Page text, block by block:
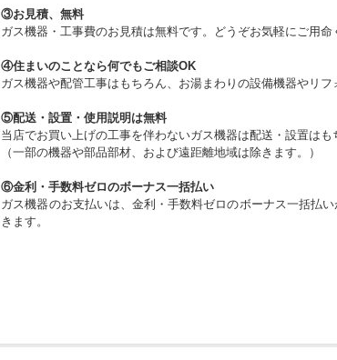
③お見積、無料
ガス機器・工事費のお見積は無料です。どうぞお気軽にご用命
④住まいのことなら何でもご相談OK
ガス機器や配管工事はもちろん、お湯まわりの設備機器やリ
⑤配送・設置・使用説明は無料
当店でお買い上げの工事を伴わないガス機器は配送・設置はも
（一部の機器や部品部材、および遠距離地域は除きます。）
⑥金利・手数料ゼロのボーナス一括払い
ガス機器のお支払いは、金利・手数料ゼロのボーナス一括払
きます。